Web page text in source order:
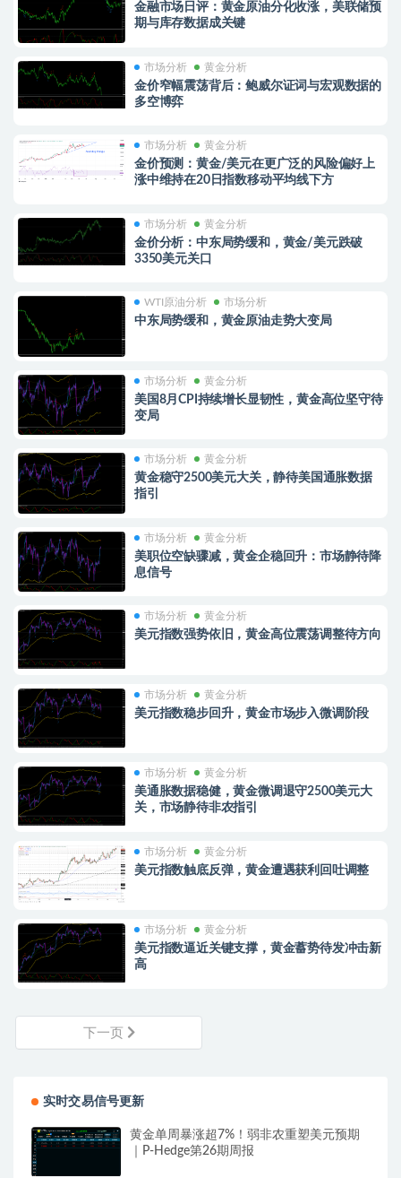
金融市场日评：黄金原油分化收涨，美联储预
期与库存数据成关键
市场分析 黄金分析
金价窄幅震荡背后：鲍威尔证词与宏观数据的
多空博弈
市场分析 黄金分析
金价预测：黄金/美元在更广泛的风险偏好上
涨中维持在20日指数移动平均线下方
市场分析 黄金分析
金价分析：中东局势缓和，黄金/美元跌破
3350美元关口
WTI原油分析 市场分析
中东局势缓和，黄金原油走势大变局
市场分析 黄金分析
美国8月CPI持续增长显韧性，黄金高位坚守待
变局
市场分析 黄金分析
黄金稳守2500美元大关，静待美国通胀数据
指引
市场分析 黄金分析
美职位空缺骤减，黄金企稳回升：市场静待降
息信号
市场分析 黄金分析
美元指数强势依旧，黄金高位震荡调整待方向
市场分析 黄金分析
美元指数稳步回升，黄金市场步入微调阶段
市场分析 黄金分析
美通胀数据稳健，黄金微调退守2500美元大
关，市场静待非农指引
市场分析 黄金分析
美元指数触底反弹，黄金遭遇获利回吐调整
市场分析 黄金分析
美元指数逼近关键支撑，黄金蓄势待发冲击新
高
下一页
实时交易信号更新
黄金单周暴涨超7%！弱非农重塑美元预期
｜P-Hedge第26期周报